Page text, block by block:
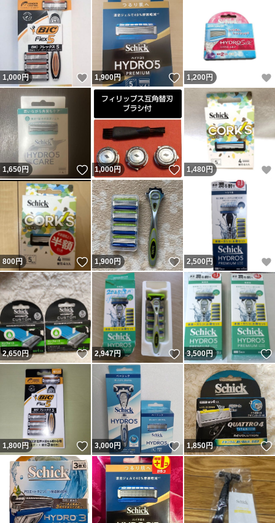
1,000円 いいね！
1,900円 いいね！
1,200 円
1,650円 いいね！
1,000円 いいね！
1,480 円
800円 いいね！
1,900円 いいね！
2,500 円
2,650円 いいね！
2,947円 いいね！
3,500円
1,800円 いいね！
3,000円 いいね！
1,850円